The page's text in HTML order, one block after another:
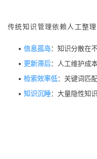
传统知识管理依赖人工整
• 信息孤岛：知识分散在
• 更新滞后：人工维护成
• 检索效率低：关键词匹
• 知识沉睡：大量隐性知